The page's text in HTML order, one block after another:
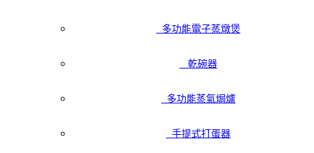
多功能電子蒸燉煲
乾碗器
多功能蒸氣焗爐
手提式打蛋器